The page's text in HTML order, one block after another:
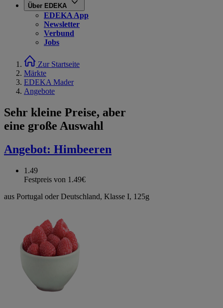
Über EDEKA
EDEKA App
Newsletter
Verbund
Jobs
Zur Startseite
Märkte
EDEKA Mader
Angebote
Sehr kleine Preise, aber
eine große Auswahl
Angebot: Himbeeren
1.49
Festpreis von 1.49€
aus Portugal oder Deutschland, Klasse I, 125g